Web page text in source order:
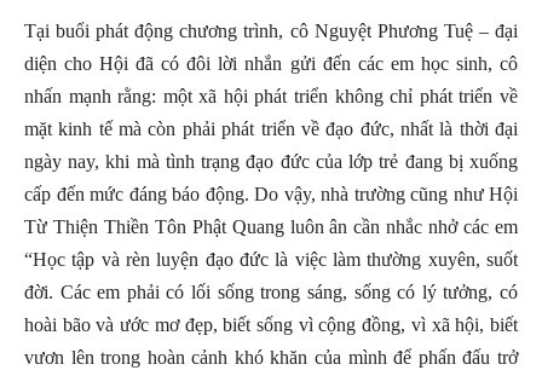
Tại buổi phát động chương trình, cô Nguyệt Phương Tuệ – đại
diện cho Hội đã có đôi lời nhắn gửi đến các em học sinh, cô
nhấn mạnh rằng: một xã hội phát triển không chỉ phát triển về
mặt kinh tế mà còn phải phát triển về đạo đức, nhất là thời đại
ngày nay, khi mà tình trạng đạo đức của lớp trẻ đang bị xuống
cấp đến mức đáng báo động. Do vậy, nhà trường cũng như Hội
Từ Thiện Thiền Tôn Phật Quang luôn ân cần nhắc nhở các em
“Học tập và rèn luyện đạo đức là việc làm thường xuyên, suốt
đời. Các em phải có lối sống trong sáng, sống có lý tưởng, có
hoài bão và ước mơ đẹp, biết sống vì cộng đồng, vì xã hội, biết
vươn lên trong hoàn cảnh khó khăn của mình để phấn đấu trở